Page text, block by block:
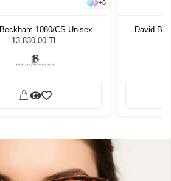
+6
1080/CS Unisex
Güneş Gözlüğü
13.830,00 TL
David